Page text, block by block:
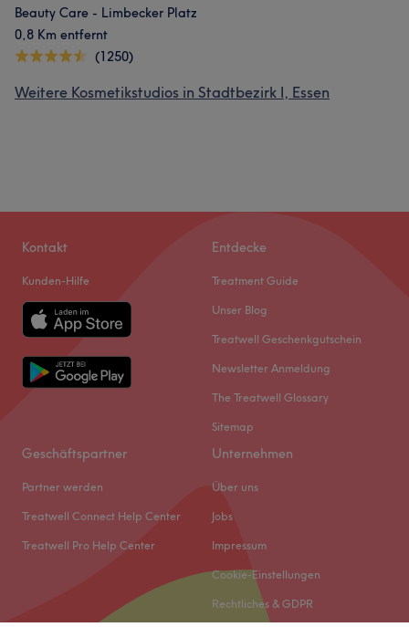
Beauty Care - Limbecker Platz
0,8 Km entfernt
(1250)
Weitere Kosmetikstudios in Stadtbezirk I, Essen
Kontakt
Kunden-Hilfe
Entdecke
Treatment Guide
Unser Blog
Treatwell Geschenkgutschein
Newsletter Anmeldung
The Treatwell Glossary
Sitemap
Geschäftspartner
Partner werden
Treatwell Connect Help Center
Treatwell Pro Help Center
Unternehmen
Über uns
Jobs
Impressum
Cookie-Einstellungen
Rechtliches & GDPR